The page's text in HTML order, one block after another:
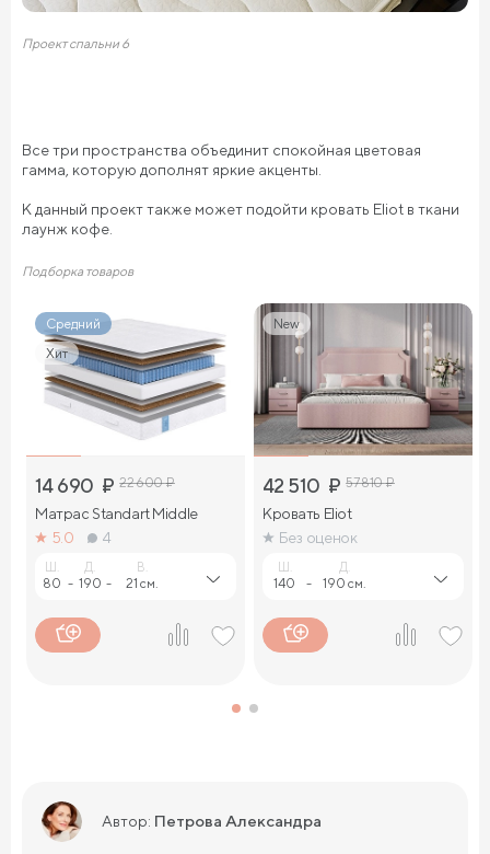
Проект спальни 6
Все три пространства объединит спокойная цветовая
гамма, которую дополнят яркие акценты.
К данный проект также может подойти кровать Eliot в ткани
лаунж кофе.
Подборка товаров
Средний
Хит
14 690 ₽ 22 600₽
Матрас Standart Middle
5.0
4
Ш.
80 -
Д.
190 -
В.
21 см.
New
42 510 ₽ 57 810₽
Кровать Eliot
Без оценок
Ш.
140 -
Д.
190 см.
Автор: Петрова Александра